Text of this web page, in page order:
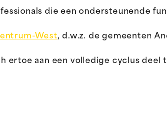
die een ondersteunende
West, d.w.z. de gemeenten
ertoe aan een volledige cyclus deel